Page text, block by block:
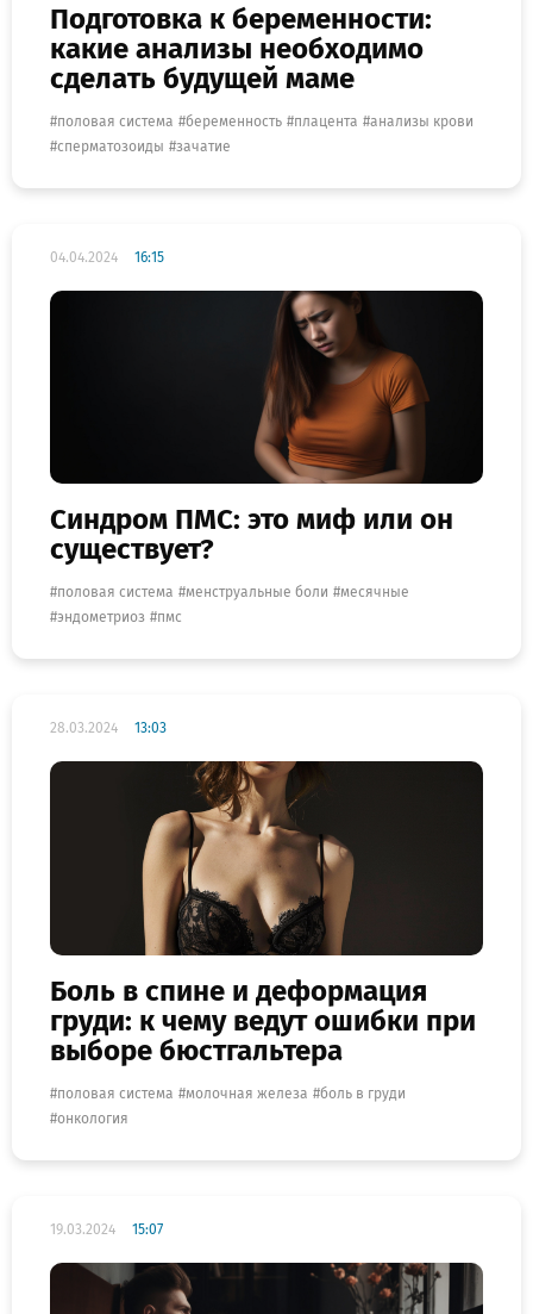
Подготовка к беременности:
какие анализы необходимо
сделать будущей маме
половая система беременность плацента
анализы крови
сперматозоиды
зачатие
04.04.2024 16:15
Синдром ПМС: это миф или он
существует?
половая система менструальные боли
месячные
эндометриоз
пмс
28.03.2024 13:03
Боль в спине и деформация
груди: к чему ведут ошибки при
выборе бюстгальтера
половая система молочная железа
боль в груди
онкология
19.03.2024 15:07